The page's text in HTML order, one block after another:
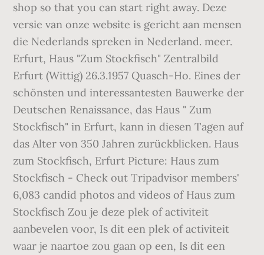
shop so that you can start right away. Deze
versie van onze website is gericht aan mensen
die Nederlands spreken in Nederland. meer.
Erfurt, Haus "Zum Stockfisch" Zentralbild
Erfurt (Wittig) 26.3.1957 Quasch-Ho. Eines der
schönsten und interessantesten Bauwerke der
Deutschen Renaissance, das Haus " Zum
Stockfisch" in Erfurt, kann in diesen Tagen auf
das Alter von 350 Jahren zurückblicken. Haus
zum Stockfisch, Erfurt Picture: Haus zum
Stockfisch - Check out Tripadvisor members'
6,083 candid photos and videos of Haus zum
Stockfisch Zou je deze plek of activiteit
aanbevelen voor, Is dit een plek of activiteit
waar je naartoe zou gaan op een, Is dit een